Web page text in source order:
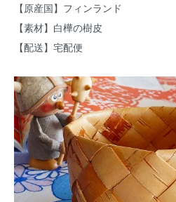
【原産国】フィンランド
【素材】白樺の樹皮
【配送】宅配便